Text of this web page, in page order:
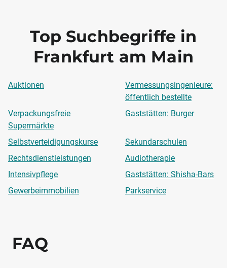
Top Suchbegriffe in
Frankfurt am Main
Auktionen
Vermessungsingenieure:
öffentlich bestellte
Verpackungsfreie
Supermärkte
Gaststätten: Burger
Selbstverteidigungskurse
Sekundarschulen
Rechtsdienstleistungen
Audiotherapie
Intensivpflege
Gaststätten: Shisha-Bars
Gewerbeimmobilien
Parkservice
FAQ